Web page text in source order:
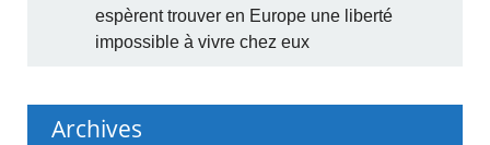
espèrent trouver en Europe une liberté
impossible à vivre chez eux
Archives